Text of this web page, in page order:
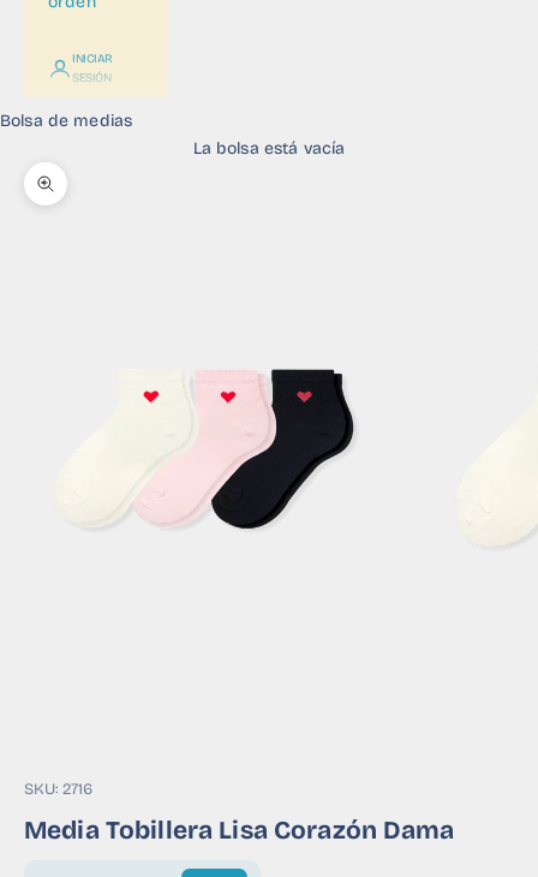
INICIAR
SESIÓN
Bolsa de medias
La bolsa está vacía
Zoom
SKU: 2716
Media Tobillera Lisa Corazón Dama